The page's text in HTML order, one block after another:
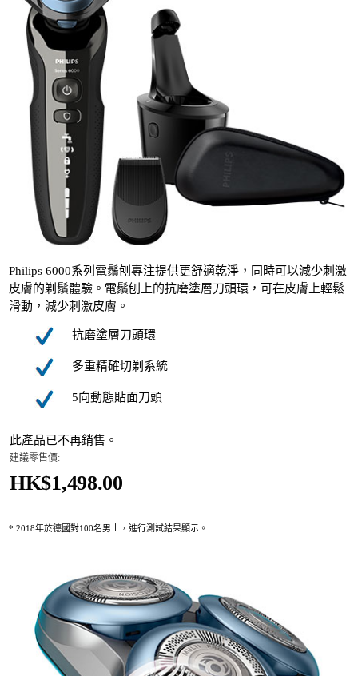
Philips 6000系列電鬚刨專注提供更舒適乾淨，同時可以減少刺激
皮膚的剃鬚體驗。電鬚刨上的抗磨塗層刀頭環，可在皮膚上輕鬆
滑動，減少刺激皮膚。
抗磨塗層刀頭環
多重精確切剃系統
5向動態貼面刀頭
此產品已不再銷售。
建議零售價:
HK$1,498.00
* 2018年於德國對100名男士，進行測試結果顯示。